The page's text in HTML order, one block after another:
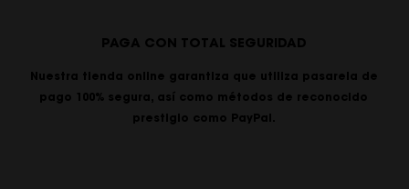
PAGA CON TOTAL SEGURIDAD
Nuestra tienda online garantiza que utiliza pasarela de
pago 100% segura, así como métodos de reconocido
prestigio como PayPal.